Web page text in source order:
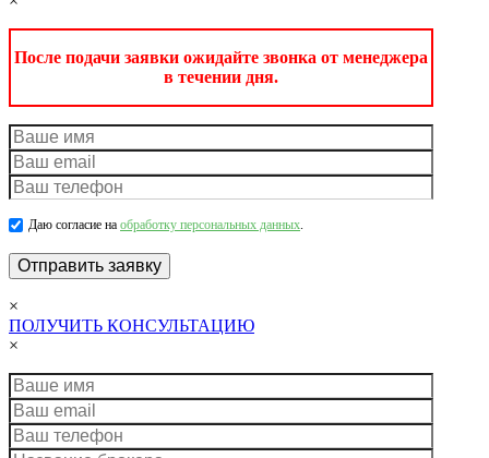
После подачи заявки ожидайте звонка от менеджера
в течении дня.
Даю согласие на обработку персональных данных.
×
ПОЛУЧИТЬ КОНСУЛЬТАЦИЮ
×